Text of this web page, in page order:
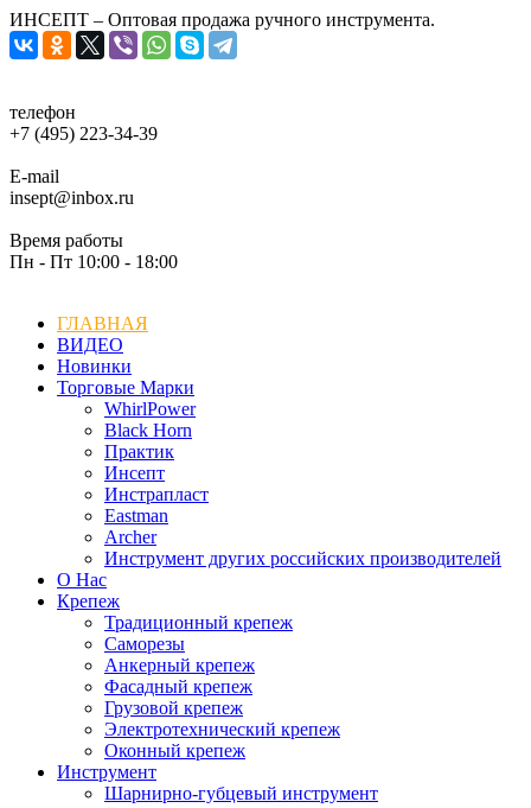
ИНСЕПТ – Оптовая продажа ручного инструмента.
телефон
+7 (495) 223-34-39
E-mail
insept@inbox.ru
Время работы
Пн - Пт 10:00 - 18:00
ГЛАВНАЯ
ВИДЕО
Новинки
Торговые Марки
WhirlPower
Black Horn
Практик
Инсепт
Инстрапласт
Eastman
Archer
Инструмент других российских производителей
О Нас
Крепеж
Традиционный крепеж
Саморезы
Анкерный крепеж
Фасадный крепеж
Грузовой крепеж
Электротехнический крепеж
Оконный крепеж
Инструмент
Шарнирно-губцевый инструмент